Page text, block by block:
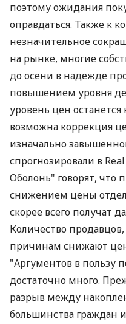
поэтому ожидания
оправдаться. Также к
незначительное
на рынке, многие
до осени в надежде
повышением уровня
уровень цен
возможна коррекция
изначально
спрогнозировали в
Оболонь" говорят, что
снижением цены
скорее всего получат
Количество
причинам снижают
"Аргументов в пользу
достаточно много.
разрыв между
большинства граждан